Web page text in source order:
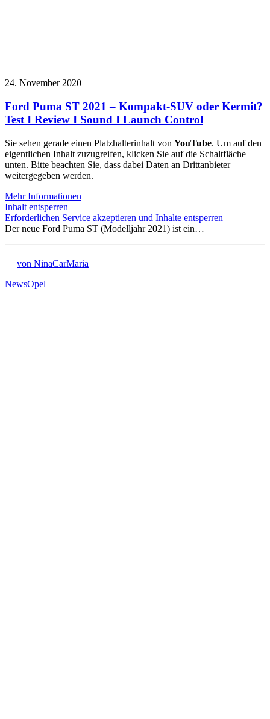
24. November 2020
Ford Puma ST 2021 – Kompakt-SUV oder Kermit?
Test I Review I Sound I Launch Control
Sie sehen gerade einen Platzhalterinhalt von YouTube. Um auf den
eigentlichen Inhalt zuzugreifen, klicken Sie auf die Schaltfläche
unten. Bitte beachten Sie, dass dabei Daten an Drittanbieter
weitergegeben werden.
Mehr Informationen
Inhalt entsperren
Erforderlichen Service akzeptieren und Inhalte entsperren
Der neue Ford Puma ST (Modelljahr 2021) ist ein…
von NinaCarMaria
NewsOpel